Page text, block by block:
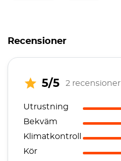
Recensioner
5/5 2 recensioner
Utrustning
Bekväm
Klimatkontroll
Kör